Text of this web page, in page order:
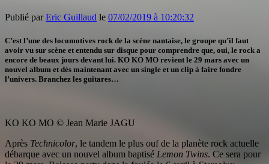
Publié parEric Guillaud le 07/02/2019 à 10:20:32
C’est l’une des locomotives rock de la scène nantaise, le groupe qu’il faut
avoir vu sur scène et entendu sur disque pour comprendre que, oui, le rock a
encore de beaux jours devant lui. KO KO MO revient le 29 mars avec un
nouvel album et dès maintenant avec un single et un clip à faire fondre
l’univers. Branchez les guitares…
KO KO MO © Jean Marie JAGU
Après Technicolor, le tandem le plus ouf de la planète rock actuelle
débarque avec un nouvel album baptisé Lemon Twins. Ce sera pour